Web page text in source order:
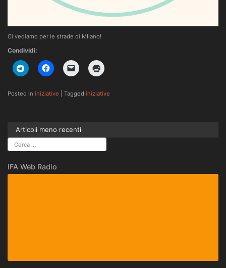
Ci vediamo per le strade di MIlano!
Condividi:
Posted in iniziative Tagged iniziative
Articoli meno recenti
IFA Web Radio